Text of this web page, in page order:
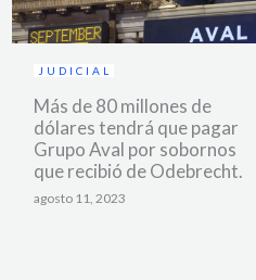
JUDICIAL
Más de 80 millones de
dólares tendrá que pagar
Grupo Aval por sobornos
que recibió de Odebrecht.
agosto 11, 2023